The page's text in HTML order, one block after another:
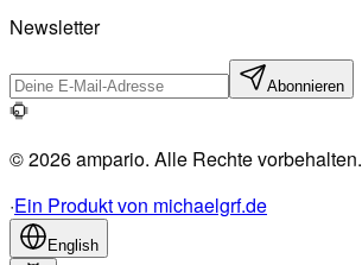
Newsletter
Abonnieren
© 2026 ampario. Alle Rechte vorbehalten.
·Ein Produkt von michaelgrf.de
English